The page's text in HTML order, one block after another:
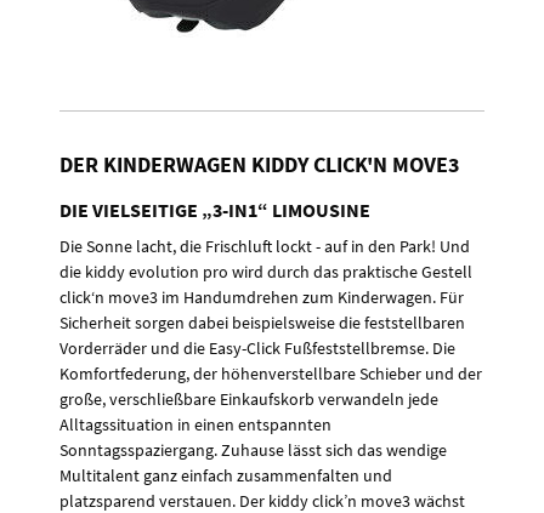
DER KINDERWAGEN KIDDY CLICK'N MOVE3
DIE VIELSEITIGE „3-IN1“ LIMOUSINE
Die Sonne lacht, die Frischluft lockt - auf in den Park! Und
die kiddy evolution pro wird durch das praktische Gestell
click‘n move3 im Handumdrehen zum Kinderwagen. Für
Sicherheit sorgen dabei beispielsweise die feststellbaren
Vorderräder und die Easy-Click Fußfeststellbremse. Die
Komfortfederung, der höhenverstellbare Schieber und der
große, verschließbare Einkaufskorb verwandeln jede
Alltagssituation in einen entspannten
Sonntagsspaziergang. Zuhause lässt sich das wendige
Multitalent ganz einfach zusammenfalten und
platzsparend verstauen. Der kiddy click’n move3 wächst